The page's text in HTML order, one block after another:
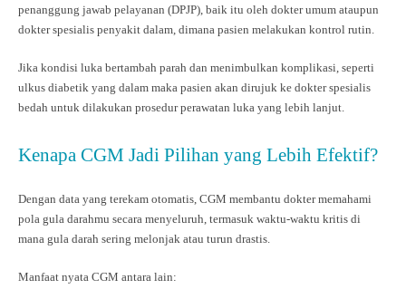
penanggung jawab pelayanan (DPJP), baik itu oleh dokter umum ataupun
dokter spesialis penyakit dalam, dimana pasien melakukan kontrol rutin.
Jika kondisi luka bertambah parah dan menimbulkan komplikasi, seperti
ulkus diabetik yang dalam maka pasien akan dirujuk ke dokter spesialis
bedah untuk dilakukan prosedur perawatan luka yang lebih lanjut.
Kenapa CGM Jadi Pilihan yang Lebih Efektif?
Dengan data yang terekam otomatis, CGM membantu dokter memahami
pola gula darahmu secara menyeluruh, termasuk waktu-waktu kritis di
mana gula darah sering melonjak atau turun drastis.
Manfaat nyata CGM antara lain: